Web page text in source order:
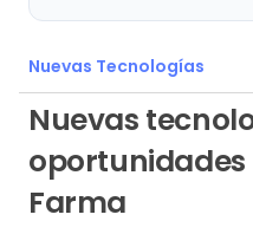
Nuevas Tecnologías
Nuevas
Farma